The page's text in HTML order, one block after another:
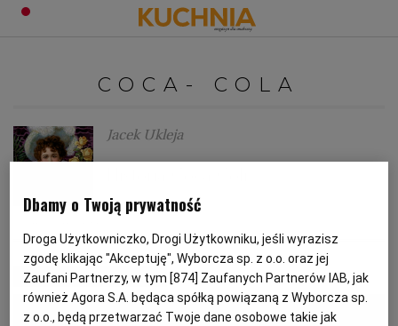
DESERY
KARNAWAŁ
KUCHNIA BRYTYJSKA
PORADY
Zaloguj się
COCA- COLA
Jacek Ukleja
MATERIAŁ PROMOCYJNY
Dbamy o Twoją prywatność
Droga Użytkowniczko, Drogi Użytkowniku, jeśli wyrazisz
zgodę klikając "Akceptuję", Wyborcza sp. z o.o. oraz jej
Zaufani Partnerzy, w tym [874] Zaufanych Partnerów IAB, jak
również Agora S.A. będąca spółką powiązaną z Wyborcza sp.
z o.o., będą przetwarzać Twoje dane osobowe takie jak